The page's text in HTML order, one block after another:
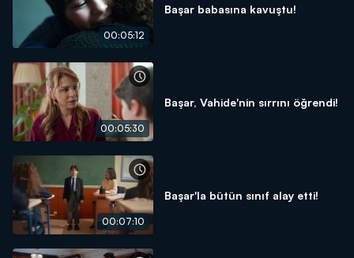
00:05:12
Başar babasına kavuştu!
00:05:30
Başar, Vahide'nin sırrını öğrendi!
00:07:10
Başar'la bütün sınıf alay etti!